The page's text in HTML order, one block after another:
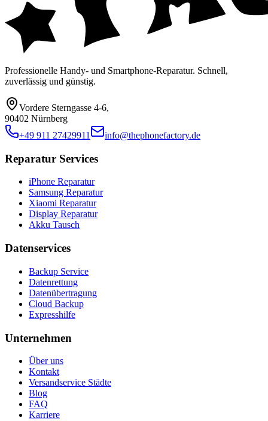
Professionelle Handy- und Smartphone-Reparatur. Schnell,
zuverlässig und günstig.
Vordere Sterngasse 4-6,
90402 Nürnberg
+49 911 27429911
info@thephonefactory.de
Reparatur Services
iPhone Reparatur
Samsung Reparatur
Xiaomi Reparatur
Display Reparatur
Akku Tausch
Datenservices
Backup Service
Datenrettung
Datenübertragung
Cloud Backup
Expresshilfe
Unternehmen
Über uns
Kontakt
Versandservice Städte
Blog
FAQ
Karriere